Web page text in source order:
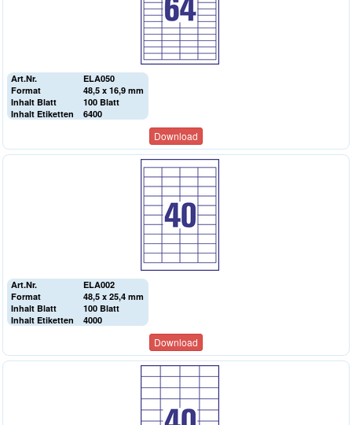
Art.Nr.
ELA050
Format
48,5 x 16,9 mm
Inhalt Blatt
100 Blatt
Inhalt Etiketten
6400
Download
Art.Nr.
ELA002
Format
48,5 x 25,4 mm
Inhalt Blatt
100 Blatt
Inhalt Etiketten
4000
Download